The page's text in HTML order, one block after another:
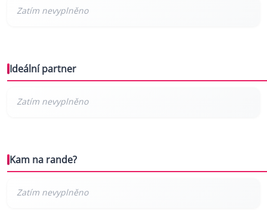
Ideální partner
Kam na rande?